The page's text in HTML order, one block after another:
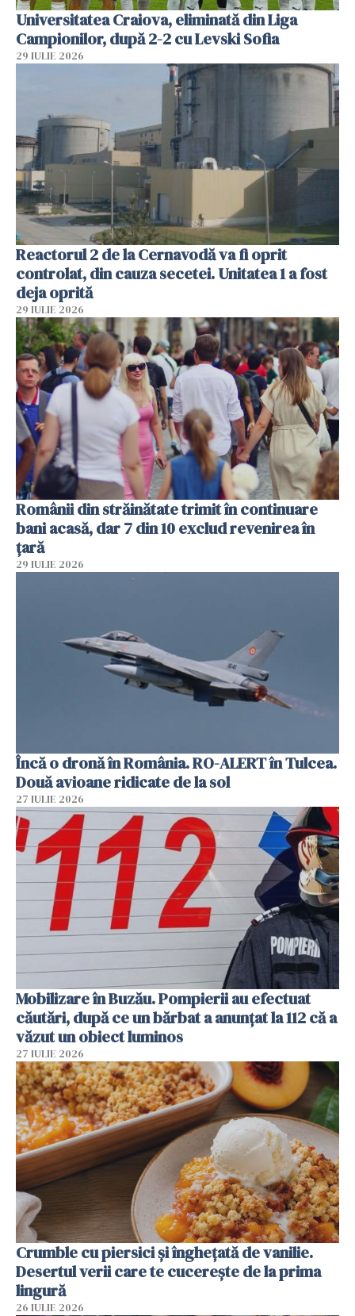
Universitatea Craiova, eliminată din Liga
Campionilor, după 2-2 cu Levski Sofia
29 IULIE 2026
Reactorul 2 de la Cernavodă va fi oprit
controlat, din cauza secetei. Unitatea 1 a fost
deja oprită
29 IULIE 2026
Românii din străinătate trimit în continuare
bani acasă, dar 7 din 10 exclud revenirea în
țară
29 IULIE 2026
Încă o dronă în România. RO-ALERT în Tulcea.
Două avioane ridicate de la sol
27 IULIE 2026
Mobilizare în Buzău. Pompierii au efectuat
căutări, după ce un bărbat a anunțat la 112 că a
văzut un obiect luminos
27 IULIE 2026
Crumble cu piersici și înghețată de vanilie.
Desertul verii care te cucerește de la prima
lingură
26 IULIE 2026